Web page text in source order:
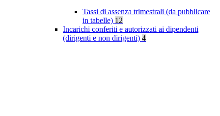
Tassi di assenza trimestrali (da pubblicare
in tabelle) 12
Incarichi conferiti e autorizzati ai dipendenti
(dirigenti e non dirigenti) 4